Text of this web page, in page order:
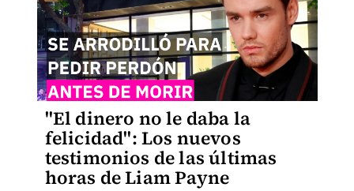
"El dinero no le daba la
felicidad": Los nuevos
testimonios de las últimas
horas de Liam Payne